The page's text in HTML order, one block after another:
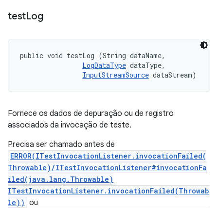
testLog
public void testLog (String dataName,
LogDataType dataType,
InputStreamSource dataStream)
Fornece os dados de depuração ou de registro
associados da invocação de teste.
Precisa ser chamado antes de
ERROR(ITestInvocationListener.invocationFailed(
Throwable)/ITestInvocationListener#invocationFa
iled(java.lang.Throwable)
ITestInvocationListener.invocationFailed(Throwab
le)) ou